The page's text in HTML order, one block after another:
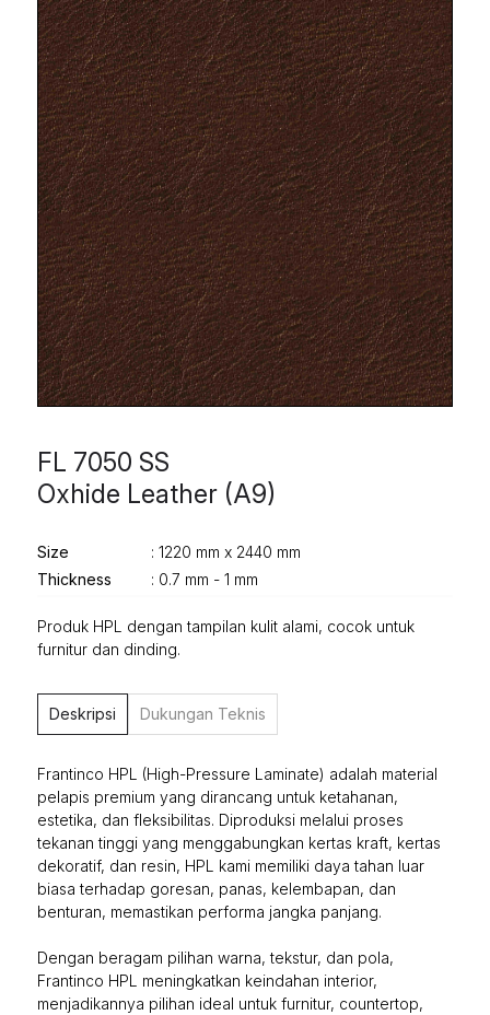
FL 7050 SS
Oxhide Leather (A9)
Size
: 1220 mm x 2440 mm
Thickness
: 0.7 mm - 1 mm
Produk HPL dengan tampilan kulit alami, cocok untuk
furnitur dan dinding.
Deskripsi Dukungan Teknis
Frantinco HPL (High-Pressure Laminate) adalah material
pelapis premium yang dirancang untuk ketahanan,
estetika, dan fleksibilitas. Diproduksi melalui proses
tekanan tinggi yang menggabungkan kertas kraft, kertas
dekoratif, dan resin, HPL kami memiliki daya tahan luar
biasa terhadap goresan, panas, kelembapan, dan
benturan, memastikan performa jangka panjang.
Dengan beragam pilihan warna, tekstur, dan pola,
Frantinco HPL meningkatkan keindahan interior,
menjadikannya pilihan ideal untuk furnitur, countertop,